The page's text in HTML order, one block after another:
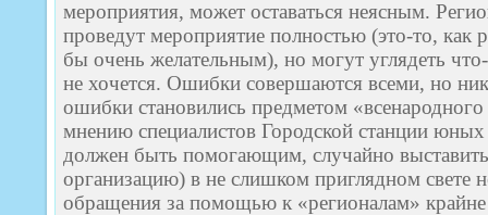
мероприятия, может оставаться неясным.
проведут мероприятие полностью (это-то, как
бы очень желательным), но могут углядеть
не хочется. Ошибки совершаются всеми, но
ошибки становились предметом
мнению специалистов Городской станции
должен быть помогающим, случайно
организацию) в не слишком приглядном свете
обращения за помощью к «регионалам» крайне